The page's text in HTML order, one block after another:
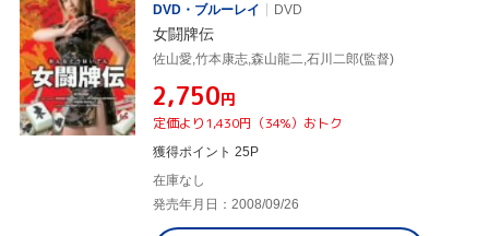
DVD・ブルーレイ
DVD
女闘牌伝
佐山愛,竹本康志,森山龍二,石川二郎(監督)
¥2,750円
定価より1,430円（34%）おトク
獲得ポイント 25P
在庫なし
発売年月日：2008/09/26